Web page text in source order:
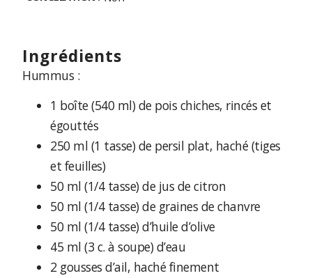
ingrédients
Hummus :
1 boîte (540 ml) de pois chiches, rincés et
égouttés
250 ml (1 tasse) de persil plat, haché (tiges
et feuilles)
50 ml (1/4 tasse) de jus de citron
50 ml (1/4 tasse) de graines de chanvre
50 ml (1/4 tasse) d’huile d’olive
45 ml (3 c. à soupe) d’eau
2 gousses d’ail, haché finement